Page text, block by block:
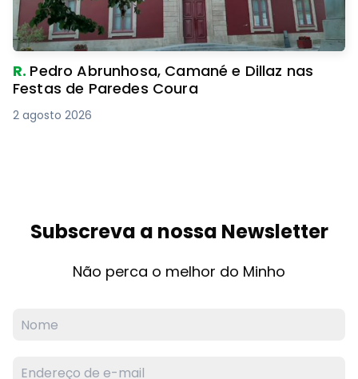
R. Pedro Abrunhosa, Camané e Dillaz nas
Festas de Paredes Coura
2 agosto 2026
Subscreva a nossa Newsletter
Não perca o melhor do Minho